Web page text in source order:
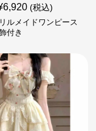
6,920 (税込)
ルメイドワンピース
付き